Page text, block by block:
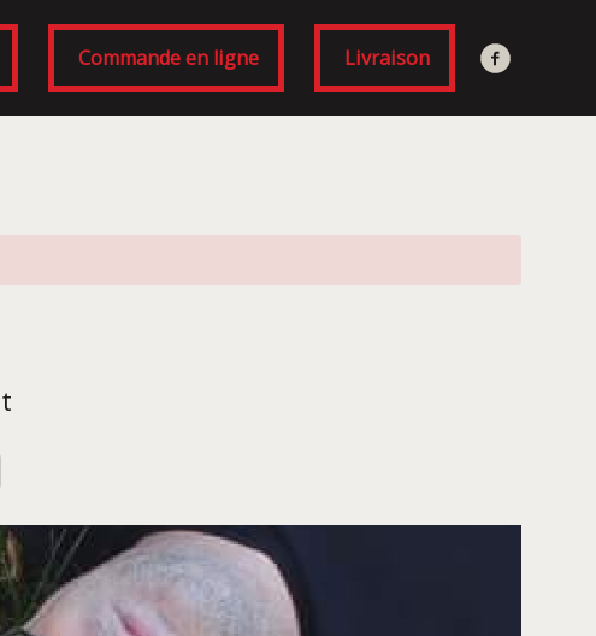
Commande en ligne Livraison